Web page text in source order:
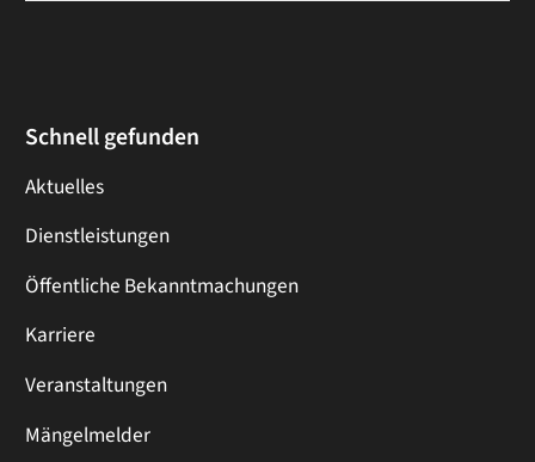
Schnell gefunden
Aktuelles
Dienstleistungen
Öffentliche Bekanntmachungen
Karriere
Veranstaltungen
Mängelmelder